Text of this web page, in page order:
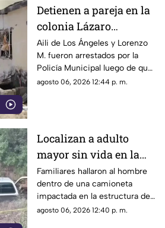
Detienen a pareja en la
colonia Lázaro
Cárdenas tras riña,
agresión física y un
incendio
Aili de Los Ángeles y Lorenzo
M. fueron arrestados por la
Policía Municipal luego de que
el hombre agrediera a la mujer
agosto 06, 2026 12:44 p. m.
Localizan a adulto
mayor sin vida en la
carretera de
Cuahtémoc; habría
sufrido infarto al
volante
Familiares hallaron al hombre
dentro de una camioneta
impactada en la estructura de
un puente a la altura del
agosto 06, 2026 12:40 p. m.